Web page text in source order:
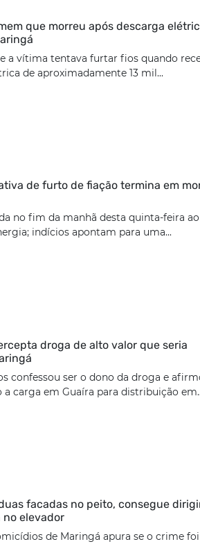
que morreu após descarga
a vítima tentava furtar fios quando
de aproximadamente 13 mil...
de furto de fiação termina em
no fim da manhã desta quinta-feira
indícios apontam para uma...
droga de alto valor que seria
confessou ser o dono da droga e
a carga em Guaíra para distribuição
facadas no peito, consegue
no elevador
de Maringá apura se o crime foi